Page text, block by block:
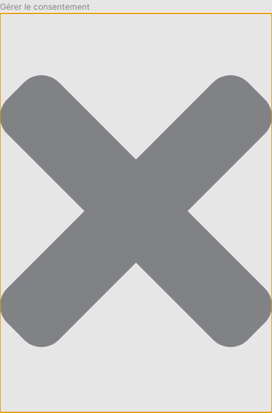
Gérer le consentement